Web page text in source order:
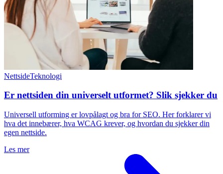
NettsideTeknologi
Er nettsiden din universelt utformet? Slik sjekker du
Universell utforming er lovpålagt og bra for SEO. Her forklarer vi
hva det innebærer, hva WCAG krever, og hvordan du sjekker din
egen nettside.
Les mer